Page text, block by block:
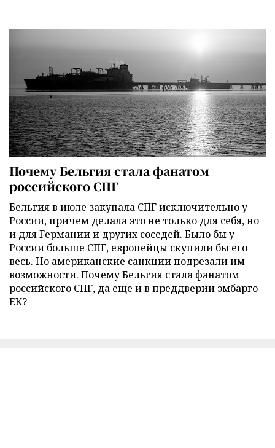
Почему Бельгия стала фанатом
российского СПГ
Бельгия в июле закупала СПГ исключительно у
России, причем делала это не только для себя, но
и для Германии и других соседей. Было бы у
России больше СПГ, европейцы скупили бы его
весь. Но американские санкции подрезали им
возможности. Почему Бельгия стала фанатом
российского СПГ, да еще и в преддверии эмбарго
ЕК?